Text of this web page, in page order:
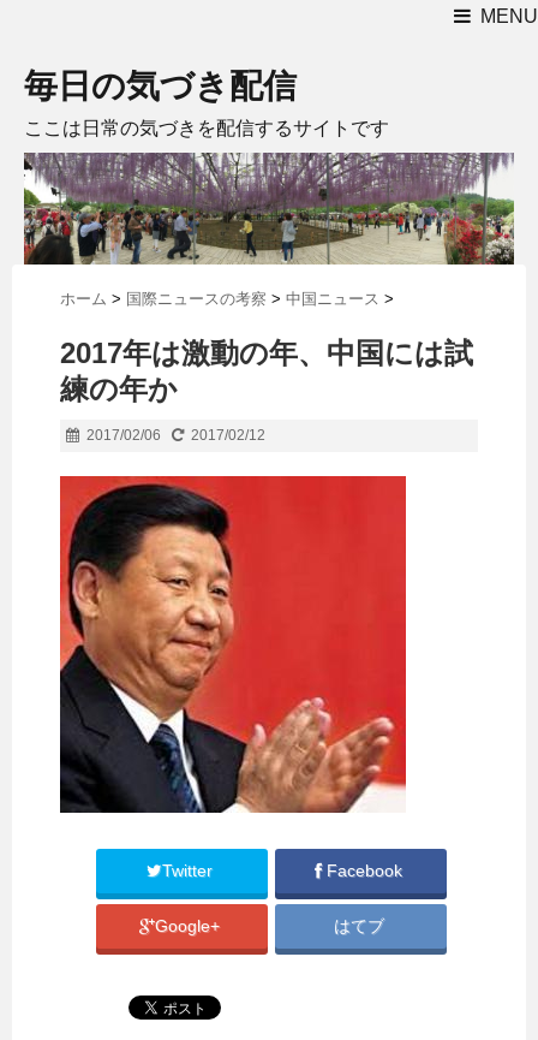
MENU
毎日の気づき配信
ここは日常の気づきを配信するサイトです
ホーム > 国際ニュースの考察 > 中国ニュース >
2017年は激動の年、中国には試
練の年か
2017/02/06 2017/02/12
Twitter Facebook
Google+ はてブ